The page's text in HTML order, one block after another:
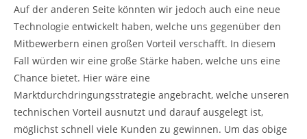
Auf der anderen Seite könnten wir jedoch auch eine neue
Technologie entwickelt haben, welche uns gegenüber den
Mitbewerbern einen großen Vorteil verschafft. In diesem
Fall würden wir eine große Stärke haben, welche uns eine
Chance bietet. Hier wäre eine
Marktdurchdringungsstrategie angebracht, welche unseren
technischen Vorteil ausnutzt und darauf ausgelegt ist,
möglichst schnell viele Kunden zu gewinnen. Um das obige